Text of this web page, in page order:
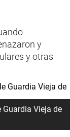
y
y otras
Vieja de